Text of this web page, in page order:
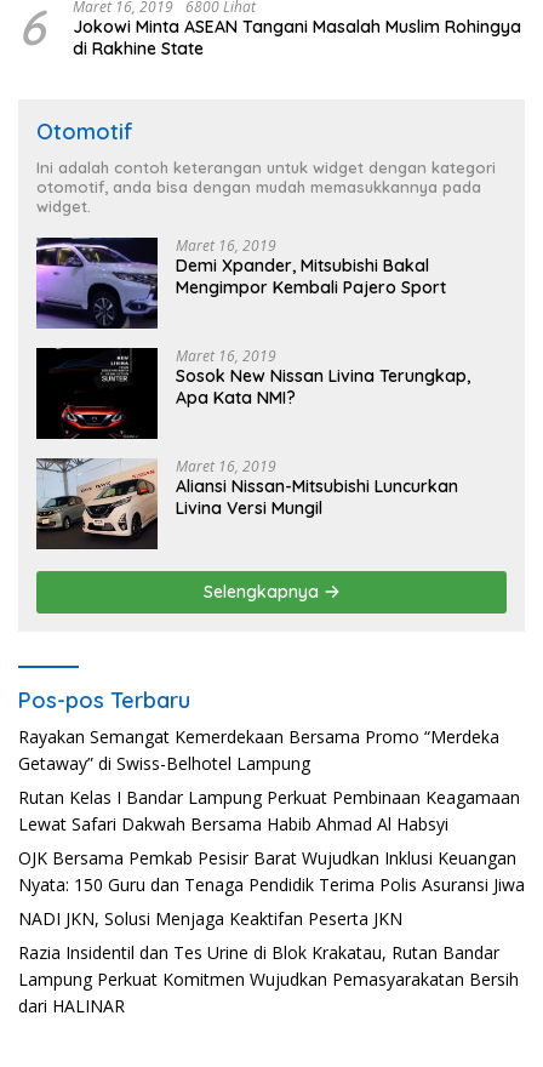
6 Maret 16, 2019 6800 Lihat
Jokowi Minta ASEAN Tangani Masalah Muslim Rohingya
di Rakhine State
Otomotif
Ini adalah contoh keterangan untuk widget dengan kategori
otomotif, anda bisa dengan mudah memasukkannya pada
widget.
Maret 16, 2019
Demi Xpander, Mitsubishi Bakal
Mengimpor Kembali Pajero Sport
Maret 16, 2019
Sosok New Nissan Livina Terungkap,
Apa Kata NMI?
Maret 16, 2019
Aliansi Nissan-Mitsubishi Luncurkan
Livina Versi Mungil
Selengkapnya
Pos-pos Terbaru
Rayakan Semangat Kemerdekaan Bersama Promo “Merdeka
Getaway” di Swiss-Belhotel Lampung
Rutan Kelas I Bandar Lampung Perkuat Pembinaan Keagamaan
Lewat Safari Dakwah Bersama Habib Ahmad Al Habsyi
OJK Bersama Pemkab Pesisir Barat Wujudkan Inklusi Keuangan
Nyata: 150 Guru dan Tenaga Pendidik Terima Polis Asuransi Jiwa
NADI JKN, Solusi Menjaga Keaktifan Peserta JKN
Razia Insidentil dan Tes Urine di Blok Krakatau, Rutan Bandar
Lampung Perkuat Komitmen Wujudkan Pemasyarakatan Bersih
dari HALINAR